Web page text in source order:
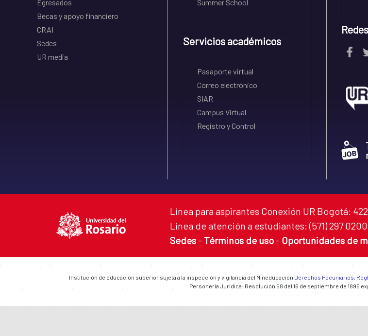
Egresados
Becas y apoyo financiero
CRAI
Sedes
UR media
Summer School
Servicios académicos
Pasaporte virtual
Correo electrónico
SIAR
Campus Virtual
Registro y Control
Línea para aspirantes Conexión UR Bogotá: 422
Línea de atención a estudiantes: (571) 297
Sedes - Términos de uso - Oportunidades de
Institución de educación superior sujeta a la inspección y vigilancia del Mineducación Derechos Pecuniarios,
Personería Jurídica: Resolución 58 del 16 de septiembre de 1895